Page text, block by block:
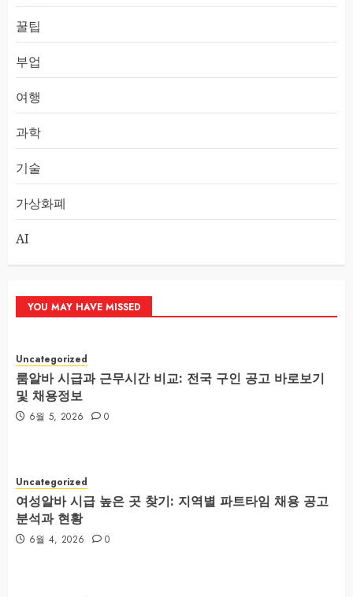
꿀팁
부업
여행
과학
기술
가상화폐
AI
YOU MAY HAVE MISSED
Uncategorized
룸알바 시급과 근무시간 비교: 전국 구인 공고 바로보기
및 채용정보
6월 5, 2026 0
Uncategorized
여성알바 시급 높은 곳 찾기: 지역별 파트타임 채용 공고
분석과 현황
6월 4, 2026 0